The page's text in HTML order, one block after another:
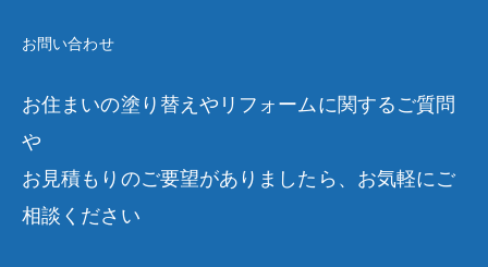
お問い合わせ
お住まいの塗り替えやリフォームに関するご質問
や
お見積もりのご要望がありましたら、お気軽にご
相談ください